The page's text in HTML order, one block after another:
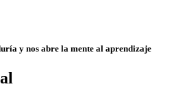
y nos abre la mente al aprendizaje